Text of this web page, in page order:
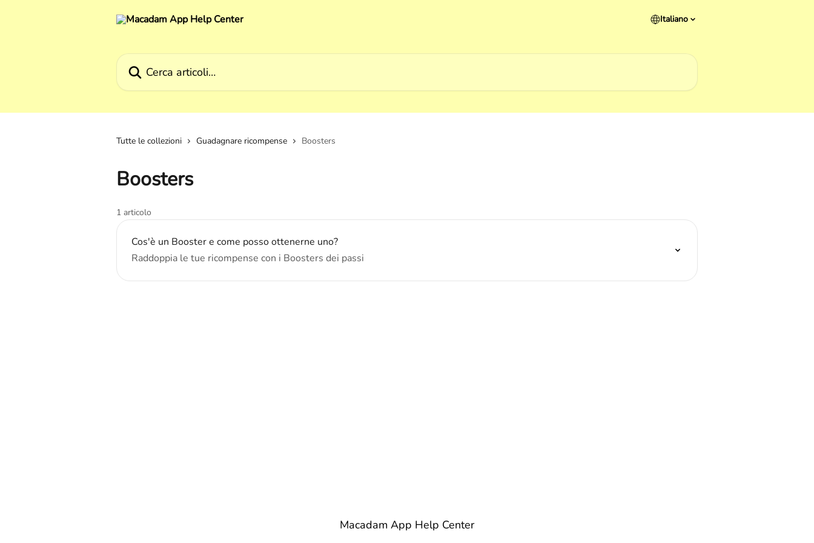
Italiano
Tutte le collezioni Guadagnare ricompense Boosters
Boosters
1 articolo
Cos'è un Booster e come posso ottenerne uno?
Raddoppia le tue ricompense con i Boosters dei passi
Macadam App Help Center